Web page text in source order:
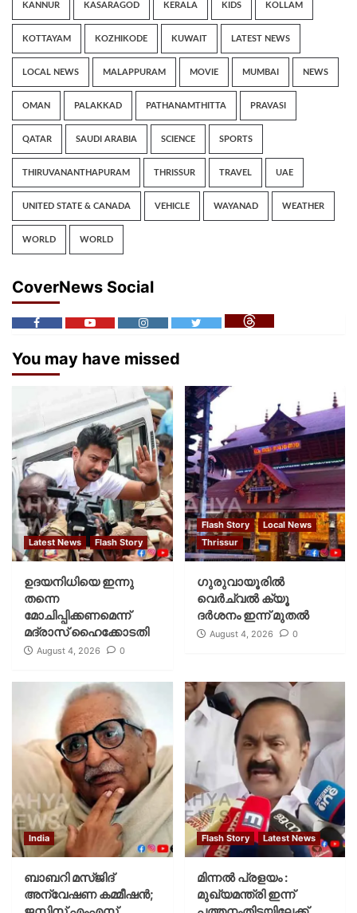
KANNUR KASARAGOD KERALA KIDS KOLLAM
KOTTAYAM KOZHIKODE KUWAIT LATEST NEWS
LOCAL NEWS MALAPPURAM MOVIE MUMBAI NEWS
OMAN PALAKKAD PATHANAMTHITTA PRAVASI
QATAR SAUDI ARABIA SCIENCE SPORTS
THIRUVANANTHAPURAM THRISSUR TRAVEL UAE
UNITED STATE & CANADA VEHICLE WAYANAD WEATHER
WORLD WORLD
CoverNews Social
You may have missed
Latest News Flash Story
ഉദയനിധിയെ ഇന്നു
തന്നെ
മോചിപ്പിക്കണമെന്ന്
മദ്രാസ് ഹൈക്കോടതി
August 4, 2026 0
Flash Story
Local News
Thrissur
ഗുരുവായൂരില്‍
വെര്‍ച്വല്‍ ക്യൂ
ദര്‍ശനം ഇന്ന് മുതല്‍
August 4, 2026 0
India
ബാബറി മസ്ജിദ്
അന്വേഷണ കമ്മീഷന്‍;
Flash Story Latest News
മിന്നല്‍ പ്രളയം :
മുഖ്യമന്ത്രി ഇന്ന്